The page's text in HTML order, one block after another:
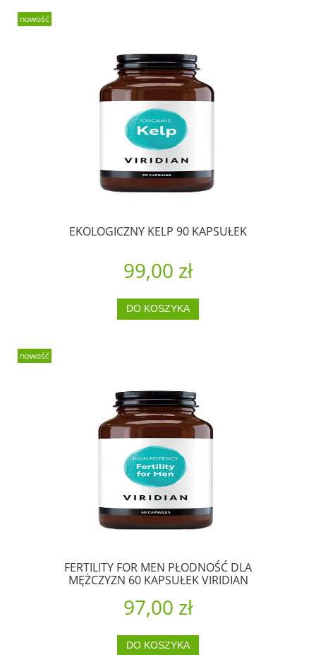
EKOLOGICZNY KELP 90 KAPSUŁEK
99,00 zł
DO KOSZYKA
nowość
FERTILITY FOR MEN PŁODNOŚĆ DLA
MĘŻCZYZN 60 KAPSUŁEK VIRIDIAN
97,00 zł
DO KOSZYKA
nowość